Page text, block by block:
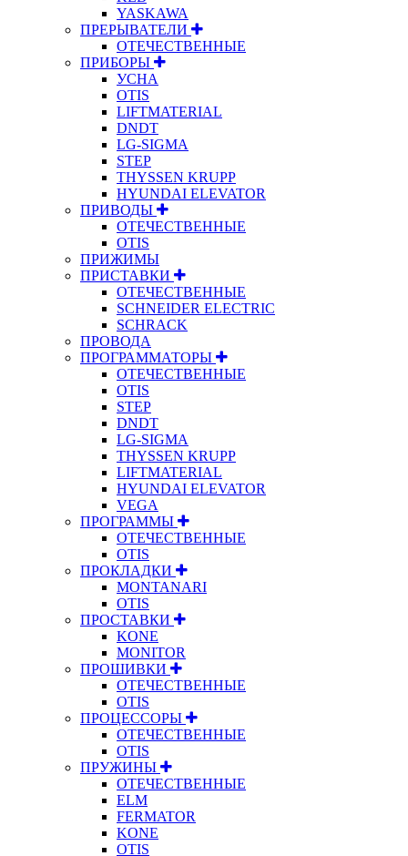
YASKAWA
ПРЕРЫВАТЕЛИ
ОТЕЧЕСТВЕННЫЕ
ПРИБОРЫ
УСНА
OTIS
LIFTMATERIAL
DNDT
LG-SIGMA
STEP
THYSSEN KRUPP
HYUNDAI ELEVATOR
ПРИВОДЫ
ОТЕЧЕСТВЕННЫЕ
OTIS
ПРИЖИМЫ
ПРИСТАВКИ
ОТЕЧЕСТВЕННЫЕ
SCHNEIDER ELECTRIC
SCHRACK
ПРОВОДА
ПРОГРАММАТОРЫ
ОТЕЧЕСТВЕННЫЕ
OTIS
STEP
DNDT
LG-SIGMA
THYSSEN KRUPP
LIFTMATERIAL
HYUNDAI ELEVATOR
VEGA
ПРОГРАММЫ
ОТЕЧЕСТВЕННЫЕ
OTIS
ПРОКЛАДКИ
MONTANARI
OTIS
ПРОСТАВКИ
KONE
MONITOR
ПРОШИВКИ
ОТЕЧЕСТВЕННЫЕ
OTIS
ПРОЦЕССОРЫ
ОТЕЧЕСТВЕННЫЕ
OTIS
ПРУЖИНЫ
ОТЕЧЕСТВЕННЫЕ
ELM
FERMATOR
KONE
OTIS